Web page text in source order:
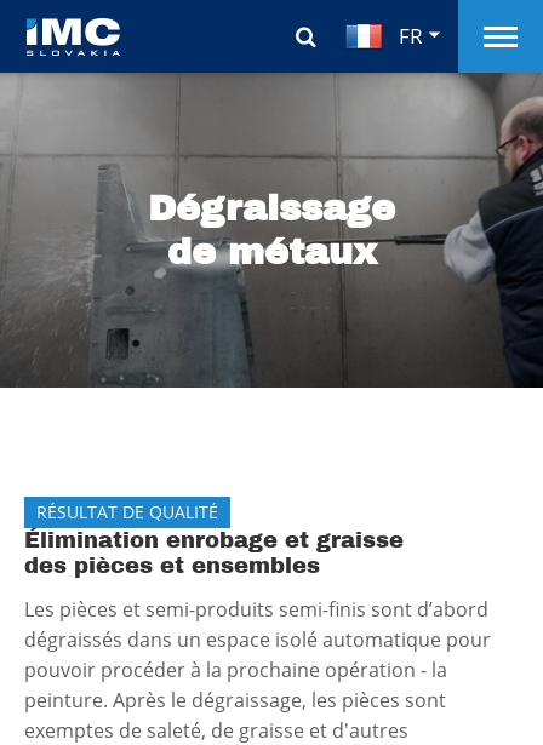
FR
Dégraissage
de métaux
RÉSULTAT DE QUALITÉ
Élimination enrobage et graisse
des pièces et ensembles
Les pièces et semi-produits semi-finis sont d’abord
dégraissés dans un espace isolé automatique pour
pouvoir procéder à la prochaine opération - la
peinture. Après le dégraissage, les pièces sont
exemptes de saleté, de graisse et d'autres